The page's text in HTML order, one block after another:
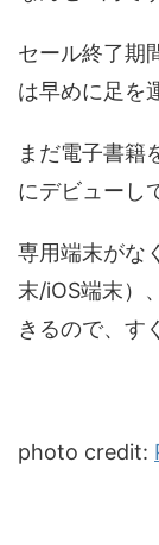
セール終了期
は早めに足を
まだ電子書籍
にデビューし
専用端末がな
末/iOS端末）
きるので、す
photo credit: